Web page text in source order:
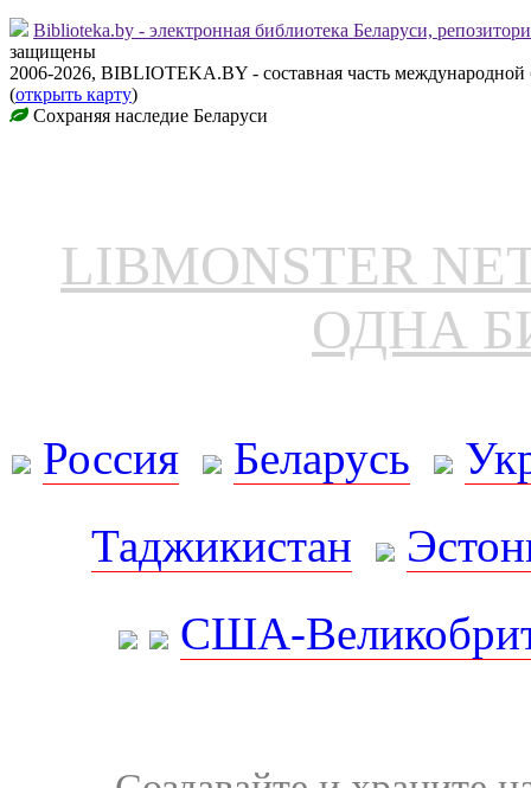
Biblioteka.by - электронная библиотека Беларуси,
защищены
2006-2026, BIBLIOTEKA.BY - составная часть
(открыть карту)
Сохраняя наследие Беларуси
LIBMONSTER
ОДНА
Россия Беларусь
Таджикистан
США-